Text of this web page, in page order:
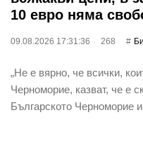
10 евро няма
09.08.2026 17:31:36 268
„Не е вярно, че всички,
Черноморие, казват, че е
Българското Черноморие